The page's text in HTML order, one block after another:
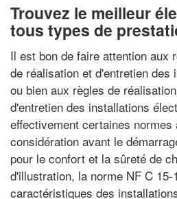
Trouvez le meilleur
tous types de
Il est bon de faire attention aux
de réalisation et d'entretien des
ou bien aux règles de
d'entretien des installations
effectivement certaines normes
considération avant le
pour le confort et la sûreté de
d'illustration, la norme NF C 15-
caractéristiques des